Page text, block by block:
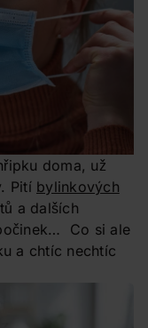
doma, už
Pití bylinkových
a dalších
Co si ale
a chtíc nechtíc